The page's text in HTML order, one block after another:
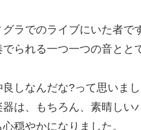
ラでのライブにいた者で
でられる一つ一つの音と
しなんだな?って思いまし
は、もちろん、素晴しい
穏やかになりました。